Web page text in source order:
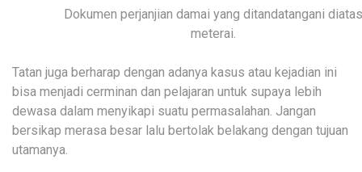
Dokumen perjanjian damai yang ditandatangani diatas
meterai.
Tatan juga berharap dengan adanya kasus atau kejadian ini
bisa menjadi cerminan dan pelajaran untuk supaya lebih
dewasa dalam menyikapi suatu permasalahan. Jangan
bersikap merasa besar lalu bertolak belakang dengan tujuan
utamanya.